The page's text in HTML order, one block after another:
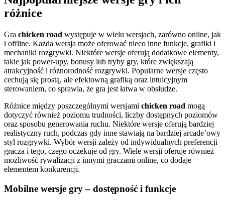
różnice
Gra chicken road występuje w wielu wersjach, zarówno online, jak
i offline. Każda wersja może oferować nieco inne funkcje, grafiki i
mechaniki rozgrywki. Niektóre wersje oferują dodatkowe elementy,
takie jak power-upy, bonusy lub tryby gry, które zwiększają
atrakcyjność i różnorodność rozgrywki. Popularne wersje często
cechują się prostą, ale efektowną grafiką oraz intuicyjnym
sterowaniem, co sprawia, że gra jest łatwa w obsłudze.
Różnice między poszczególnymi wersjami chicken road mogą
dotyczyć również poziomu trudności, liczby dostępnych poziomów
oraz sposobu generowania ruchu. Niektóre wersje oferują bardziej
realistyczny ruch, podczas gdy inne stawiają na bardziej arcade’owy
styl rozgrywki. Wybór wersji zależy od indywidualnych preferencji
gracza i tego, czego oczekuje od gry. Wiele wersji oferuje również
możliwość rywalizacji z innymi graczami online, co dodaje
elementem konkurencji.
Mobilne wersje gry – dostępność i funkcje